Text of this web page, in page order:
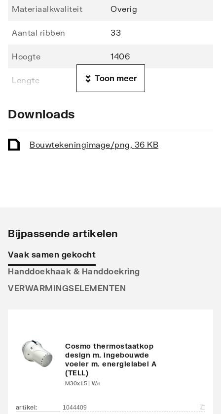
Materiaalkwaliteit Overig
Aantal ribben 33
Hoogte 1406
Lengte 500
Vorm collector Rond
20°C - 55/45
20°C - 75/65
N-exponent 1.2442
Max. werkdruk
Toon meer
Downloads
Bouwtekeningimage/png 36 KB
Bijpassende artikelen
Vaak samen gekocht
Handdoekhaak & Handdoekring
VERWARMINGSELEMENTEN
Cosmo thermostaatkop
design m. ingebouwde
voeler m. energielabel A
(TELL)
M30x1.5 | Wit
artikel: 1044409